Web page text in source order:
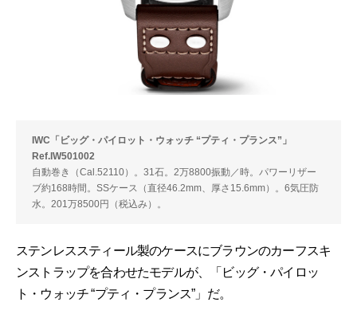
IWC「ビッグ・パイロット・ウォッチ “プティ・プランス”」
Ref.IW501002
自動巻き（Cal.52110）。31石。2万8800振動／時。パワーリザー
ブ約168時間。SSケース（直径46.2mm、厚さ15.6mm）。6気圧防
水。201万8500円（税込み）。
ステンレススティール製のケースにブラウンのカーフスキ
ンストラップを合わせたモデルが、「ビッグ・パイロッ
ト・ウォッチ “プティ・プランス”」だ。